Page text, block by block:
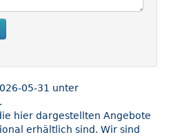
05-31 unter
hier dargestellten Angebote
erhältlich sind. Wir sind